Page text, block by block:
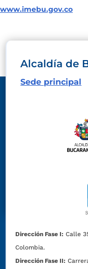
www.imebu.gov.co
Alcaldía de
Sede principal
Dirección Fase I: Calle
Colombia.
Dirección Fase II: